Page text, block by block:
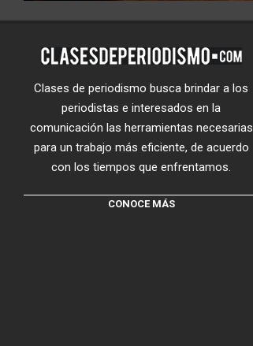
Clases de periodismo busca brindar a los
periodistas e interesados en la
comunicación las herramientas necesarias
para un trabajo más eficiente, de acuerdo
con los tiempos que enfrentamos.
CONOCE MÁS